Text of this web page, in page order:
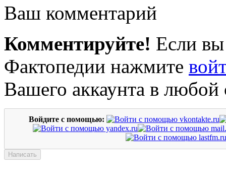
Ваш комментарий
Комментируйте! Если вы
Фактопедии нажмите
Вашего аккаунта в любой
Войдите с помощью: